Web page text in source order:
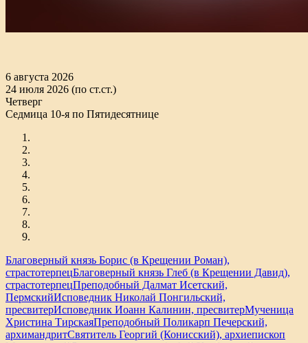
6 августа 2026
24 июля 2026 (по ст.ст.)
Четверг
Седмица 10-я по Пятидесятнице
Благоверный князь Борис (в Крещении Роман),
страстотерпецБлаговерный князь Глеб (в Крещении Давид),
страстотерпецПреподобный Далмат Исетский,
ПермскийИсповедник Николай Понгильский,
пресвитерИсповедник Иоанн Калинин, пресвитерМученица
Христина ТирскаяПреподобный Поликарп Печерский,
архимандритСвятитель Георгий (Конисский), архиепископ